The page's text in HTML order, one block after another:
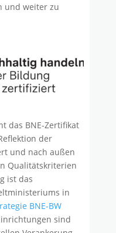
und weiter zu
das BNE-Zertifikat
der
und nach außen
Qualitätskriterien
ist das
in
BNE-BW
sind